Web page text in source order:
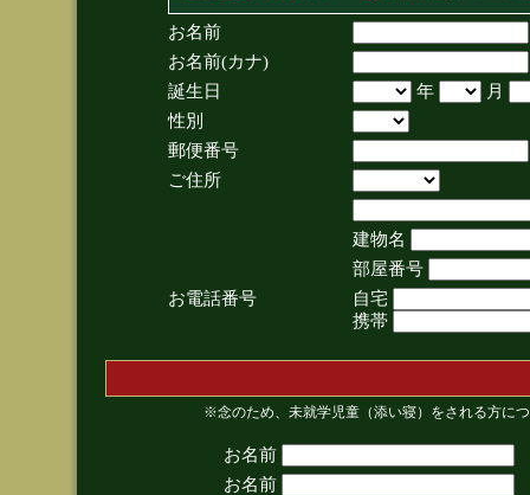
お名前
お名前(カナ)
誕生日
年
月
性別
郵便番号
ご住所
建物名
部屋番号
お電話番号
自宅
携帯
※念のため、未就学児童（添い寝）をされる方に
お名前
お名前